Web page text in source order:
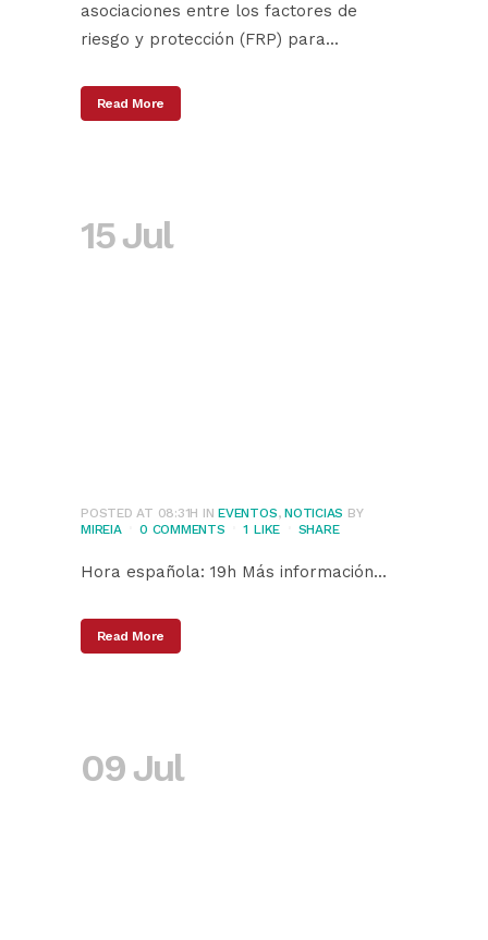
asociaciones entre los factores de
riesgo y protección (FRP) para...
Read More
15 Jul
POSTED AT 08:31H INEVENTOS,NOTICIAS BY
MIREIA
0 COMMENTS 1 LIKE SHARE
Hora española: 19h Más información...
Read More
09 Jul